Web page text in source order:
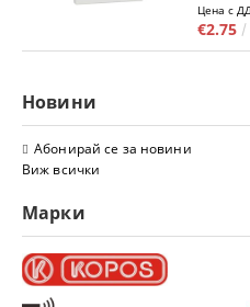
Цена с
€2.75
Новини
Абонирай се за новини
Виж всички
Марки